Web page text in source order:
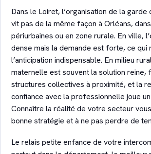
Dans le Loiret, l’organisation de la garde
vit pas de la même façon à Orléans,
périurbaines ou en zone rurale. En ville,
dense mais la demande est forte, ce qui
l’anticipation indispensable. En milieu
maternelle est souvent la solution reine,
structures collectives à proximité, et la
confiance avec la professionnelle joue
Connaître la réalité de votre secteur
bonne stratégie et à ne pas perdre de
Le relais petite enfance de votre